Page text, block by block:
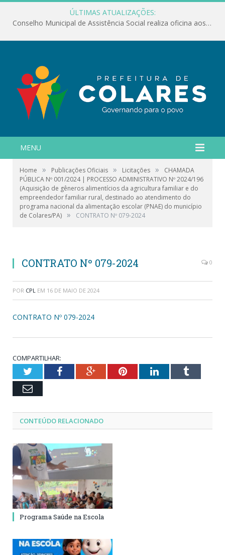
ÚLTIMAS ATUALIZAÇÕES:
Conselho Municipal de Assistência Social realiza oficina aos servidores
MENU
Home » Publicações Oficiais » Licitações »
CHAMADA
PÚBLICA Nº 001/2024 | PROCESSO ADMINISTRATIVO Nº 2024/196
(Aquisição de gêneros alimentícios da agricultura familiar e do
empreendedor familiar rural, destinado ao atendimento do
programa nacional da alimentação escolar (PNAE) do município
de Colares/PA) » CONTRATO Nº 079-2024
CONTRATO Nº 079-2024 0
POR CPL EM 16 DE MAIO DE 2024
CONTRATO Nº 079-2024
COMPARTILHAR:
TwitterFacebookGoogle+PinterestLinkedInTumblr
Email
CONTEÚDO RELACIONADO
Programa Saúde na Escola